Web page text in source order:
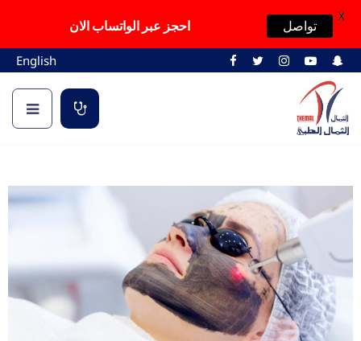
English
احجز عبر الواتساب الان تواصل
X